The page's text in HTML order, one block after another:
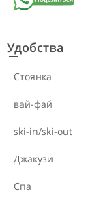
Удобства
Стоянка
вай-фай
ski-in/ski-out
Джакузи
Спа